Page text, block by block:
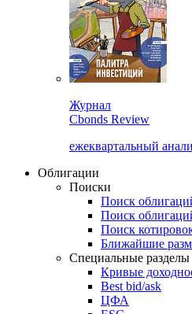
Cbonds Review
ежеквартальный
Облигации
Поиски
Поиск
Поиск
Поиск
Ближайшие